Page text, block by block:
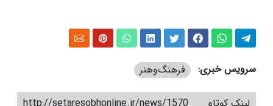
سرویس خبری: فرهنگ‌و‌هنر